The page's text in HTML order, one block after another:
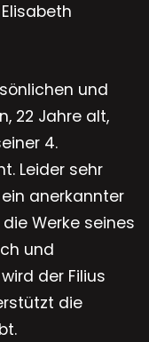
und
22 Jahre alt,
4.
Leider sehr
anerkannter
Werke seines
und
der Filius
die